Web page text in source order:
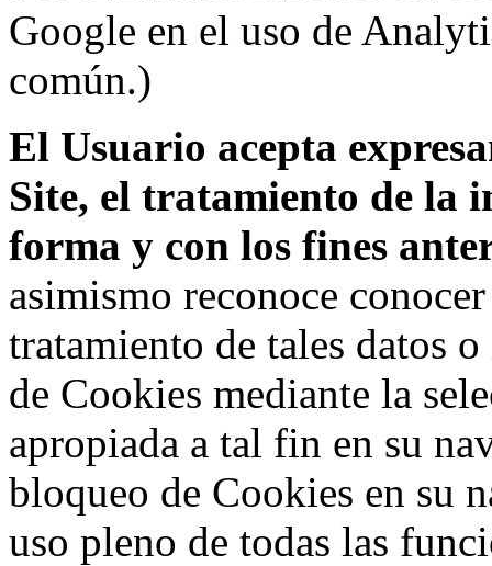
Google en el uso de
común.)
El Usuario acepta
Site, el tratamiento de la
forma y con los fines
asimismo reconoce
tratamiento de tales datos
de Cookies mediante la
apropiada a tal fin en su
bloqueo de Cookies en su
uso pleno de todas las